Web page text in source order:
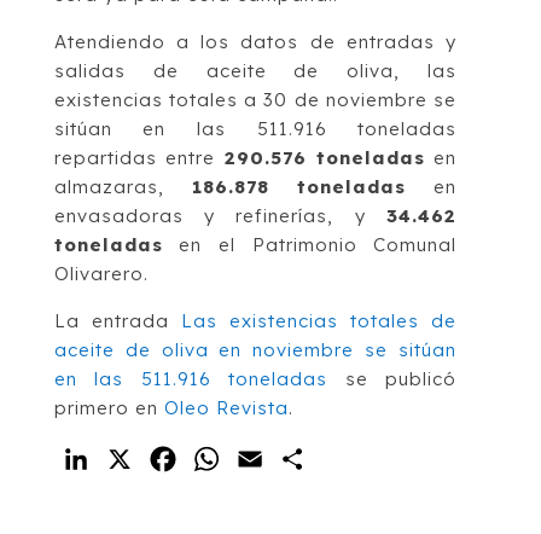
Atendiendo a los datos de entradas y
salidas de aceite de oliva, las
existencias totales a 30 de noviembre se
sitúan en las 511.916 toneladas
repartidas entre 290.576 toneladas en
almazaras, 186.878 toneladas en
envasadoras y refinerías, y34.462
toneladas en el Patrimonio Comunal
Olivarero.
La entrada Las existencias totales de
aceite de oliva en noviembre se sitúan
en las 511.916 toneladas
se publicó
primero en Oleo Revista.
LinkedIn FacebookWhatsApp
Email